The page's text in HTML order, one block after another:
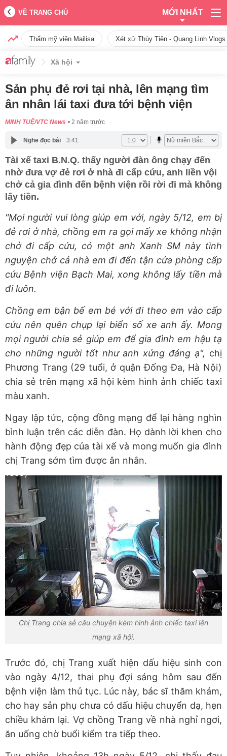
VỀ TRANG CHỦ MỚI NHẤT
Thẩm mỹ viện Mailisa Xét xử Thùy Tiên - Quang Linh
Xã hội
Sản phụ đẻ rơi tại nhà, lên mạng tìm
ân nhân lái taxi đưa tới bệnh viện
MINH TUỆ/VTC News 2 năm trước
Nghe đọc bài 3:41
Tài xế taxi B.N.Q. thấy người đàn ông chạy đến
nhờ đưa vợ đẻ rơi ở nhà đi cấp cứu, anh liền vội
chở cả gia đình đến bệnh viện rồi rời đi mà không
lấy tiền.
"Mọi người vui lòng giúp em với, ngày 5/12, em bị
đẻ rơi ở nhà, chồng em ra gọi mấy xe không nhận
chở đi cấp cứu, có một anh Xanh SM này tình
nguyện chở cả nhà em đi đến tận cửa phòng cấp
cứu Bệnh viện Bạch Mai, xong không lấy tiền mà
đi luôn.
Chồng em bận bế em bé với đi theo em vào cấp
cứu nên quên chụp lại biển số xe anh ấy. Mong
mọi người chia sẻ giúp em để gia đình em hậu tạ
cho những người tốt như anh xứng đáng ạ", chị
Phương Trang (29 tuổi, ở quận Đống Đa, Hà Nội)
chia sẻ trên mạng xã hội kèm hình ảnh chiếc taxi
màu xanh.
Ngay lập tức, cộng đồng mạng để lại hàng nghìn
bình luận trên các diễn đàn. Họ dành lời khen cho
hành động đẹp của tài xế và mong muốn gia đình
chị Trang sớm tìm được ân nhân.
Chị Trang chia sẻ câu chuyện kèm hình ảnh chiếc taxi lên
mạng xã hội.
Trước đó, chị Trang xuất hiện dấu hiệu sinh con
vào ngày 4/12, thai phụ đợi sáng hôm sau đến
bệnh viện làm thủ tục. Lúc này, bác sĩ thăm khám,
cho hay sản phụ chưa có dấu hiệu chuyển dạ, hẹn
chiều khám lại. Vợ chồng Trang về nhà nghỉ ngơi,
ăn uống chờ buổi kiểm tra tiếp theo.